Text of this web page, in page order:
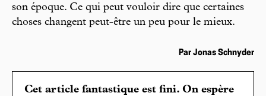
son époque. Ce qui peut vouloir dire que certaines
choses changent peut-être un peu pour le mieux.
Par Jonas Schnyder
Cet article fantastique est fini. On espère